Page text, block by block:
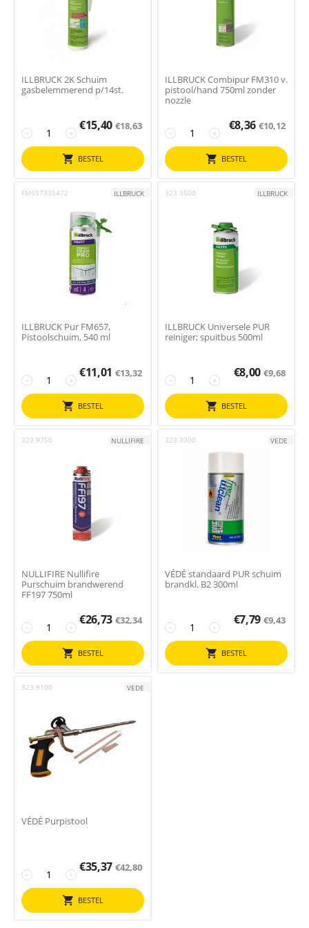
ILLBRUCK 2K Schuim
gasbelemmerend p/14st.
+
−
€15,40 €18,63
BESTEL
ILLBRUCK Combipur FM310 v.
pistool/hand 750ml zonder
nozzle
+
−
€8,36 €10,12
BESTEL
FM657335472 ILLBRUCK
ILLBRUCK Pur FM657,
Pistoolschuim, 540 ml
+
−
€11,01 €13,32
BESTEL
323.9500 ILLBRUCK
ILLBRUCK Universele PUR
reiniger; spuitbus 500ml
+
−
€8,00 €9,68
BESTEL
323.9750 NULLIFIRE
NULLIFIRE Nullifire
Purschuim brandwerend
FF197 750ml
+
−
€26,73 €32,34
BESTEL
323.3300 VEDE
VÉDÉ standaard PUR schuim
brandkl. B2 300ml
+
−
€7,79 €9,43
BESTEL
323.9100 VEDE
VÉDÉ Purpistool
+
−
€35,37 €42,80
BESTEL